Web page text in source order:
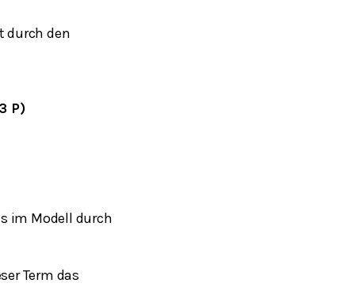
durch den
P)
im Modell durch
Term das